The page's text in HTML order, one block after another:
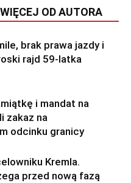
WIĘCEJ OD AUTORA
brak prawa jazdy i
rajd 59-latka
i mandat na
zakaz na
odcinku granicy
Kremla.
przed nową fazą